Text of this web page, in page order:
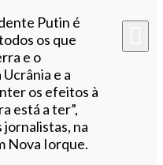
Putin é
os que
e o
e a
os efeitos à
está a ter”,
na
Nova Iorque.